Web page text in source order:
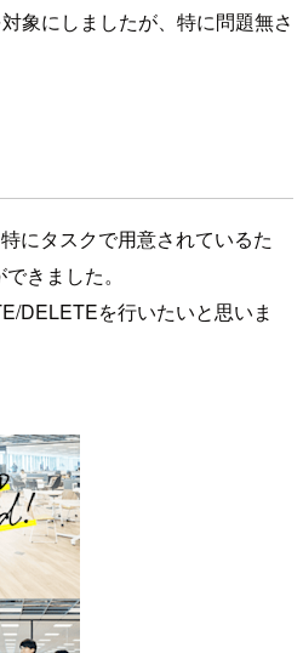
象にしましたが、特に問題無さ
にタスクで用意されているた
きました。
DELETEを行いたいと思いま